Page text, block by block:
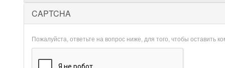
CAPTCHA
Пожалуйста, ответьте на вопрос ниже, для того, чтобы оставить